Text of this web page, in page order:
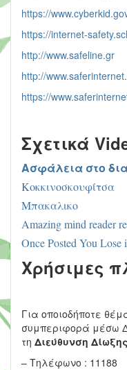
https://
https://internet-
http://www.safeline.gr
http://
https://
Σχετικά
Ασφάλεια στο
Κοκκινοσκουφίτσα
Μπακαλικο
Amazing mind reader
Once Posted You Lose
Χρήσιμες
Για οποιοδήποτε
συμπεριφορά μέσω
τη Διεύθυνση
– Τηλέφωνο : 11188